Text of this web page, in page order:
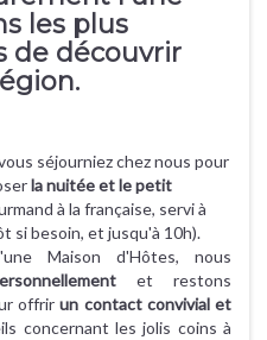
les plus
de découvrir
séjourniez chez nous pour
la nuitée et le petit
à la française, servi à
si besoin, et jusqu'à 10h).
Maison d'Hôtes, nous
et restons
offrirun contact convivial et
concernant les jolis coins à